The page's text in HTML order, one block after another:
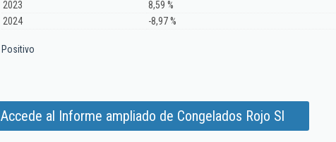
2023
8,59 %
2024
-8,97 %
Positivo
Accede al Informe ampliado de Congelados Rojo Sl